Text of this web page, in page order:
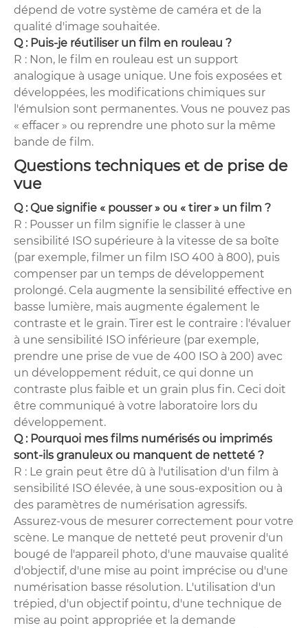
dépend de votre système de caméra et de la
qualité d'image souhaitée.
Q : Puis-je réutiliser un film en rouleau ?
R : Non, le film en rouleau est un support
analogique à usage unique. Une fois exposées et
développées, les modifications chimiques sur
l'émulsion sont permanentes. Vous ne pouvez pas
« effacer » ou reprendre une photo sur la même
bande de film.
Questions techniques et de prise de
vue
Q : Que signifie « pousser » ou « tirer » un film ?
R : Pousser un film signifie le classer à une
sensibilité ISO supérieure à la vitesse de sa boîte
(par exemple, filmer un film ISO 400 à 800), puis
compenser par un temps de développement
prolongé. Cela augmente la sensibilité effective en
basse lumière, mais augmente également le
contraste et le grain. Tirer est le contraire : l'évaluer
à une sensibilité ISO inférieure (par exemple,
prendre une prise de vue de 400 ISO à 200) avec
un développement réduit, ce qui donne un
contraste plus faible et un grain plus fin. Ceci doit
être communiqué à votre laboratoire lors du
développement.
Q : Pourquoi mes films numérisés ou imprimés
sont-ils granuleux ou manquent de netteté ?
R : Le grain peut être dû à l'utilisation d'un film à
sensibilité ISO élevée, à une sous-exposition ou à
des paramètres de numérisation agressifs.
Assurez-vous de mesurer correctement pour votre
scène. Le manque de netteté peut provenir d'un
bougé de l'appareil photo, d'une mauvaise qualité
d'objectif, d'une mise au point imprécise ou d'une
numérisation basse résolution. L'utilisation d'un
trépied, d'un objectif pointu, d'une technique de
mise au point appropriée et la demande